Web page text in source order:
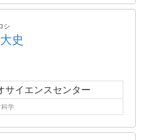
シ
史
サイエンスセンター
科学